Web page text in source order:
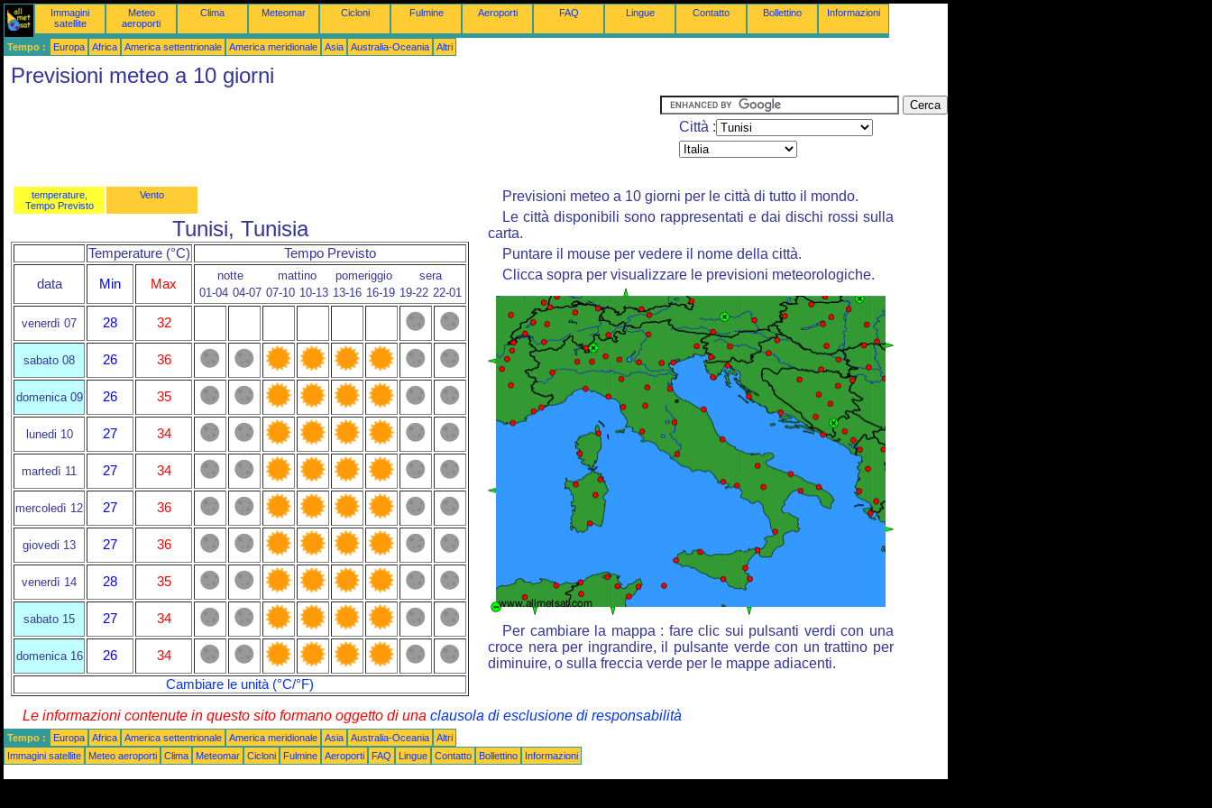
Immagini
satellite
Meteo
aeroporti
Clima Meteomar Cicloni Fulmine Aeroporti FAQ Lingue Contatto Bollettino Informazioni
Tempo : Europa Africa America settentrionale America meridionale Asia Australia-Oceania Altri
Previsioni meteo a 10 giorni
Città :
temperature,
Tempo Previsto
Vento
Tunisi, Tunisia
Temperature (°C) Tempo Previsto
data Min Max
notte mattino pomeriggio
sera
01-04 04-07 07-10 10-13 13-16 16-19 19-22 22-01
venerdì 07 28 32
sabato 08 26 36
domenica 09 26 35
lunedi 10 27 34
martedì 11 27 34
mercoledì 12 27 36
giovedi 13 27 36
venerdì 14 28 35
sabato 15 27 34
domenica 16 26
34
Cambiare le unità (°C/°F)
Previsioni meteo a 10 giorni per le città di tutto il mondo.
Le città disponibili sono rappresentati e dai dischi rossi sulla
carta.
Puntare il mouse per vedere il nome della città.
Clicca sopra per visualizzare le previsioni meteorologiche.
Per cambiare la mappa : fare clic sui pulsanti verdi con una
croce nera per ingrandire, il pulsante verde con un trattino per
diminuire, o sulla freccia verde per le mappe adiacenti.
Le informazioni contenute in questo sito formano oggetto di una clausola di esclusione di responsabilità
Tempo : Europa Africa America settentrionale America meridionale Asia Australia-Oceania
Altri
Immagini satellite
Meteo aeroporti Clima Meteomar Cicloni Fulmine Aeroporti FAQ Lingue Contatto Bollettino Informazioni